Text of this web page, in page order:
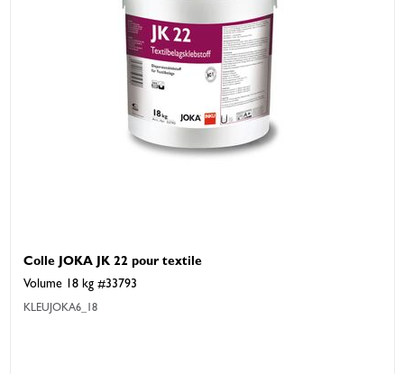
Colle JOKA JK 22 pour textile
Volume 18 kg #33793
KLEUJOKA6_18